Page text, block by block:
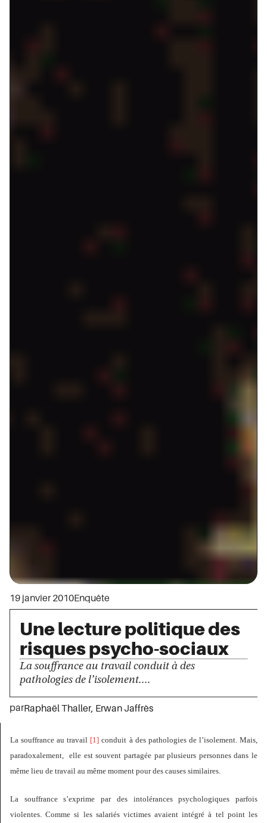
19 janvier 2010Enquête
Une lecture politique des
risques psycho-sociaux
La souffrance au travail conduit à des
pathologies de l’isolement....
parRaphaël Thaller, Erwan Jaffrès
La souffrance au travail [1] conduit à des pathologies de l’isolement. Mais,
paradoxalement, elle est souvent partagée par plusieurs personnes dans le
même lieu de travail au même moment pour des causes similaires.
La souffrance s’exprime par des intolérances psychologiques parfois
violentes. Comme si les salariés victimes avaient intégré à tel point les